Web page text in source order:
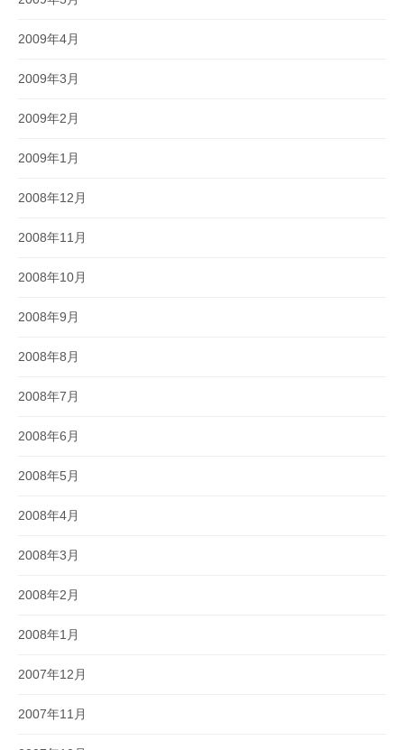
2009年4月
2009年3月
2009年2月
2009年1月
2008年12月
2008年11月
2008年10月
2008年9月
2008年8月
2008年7月
2008年6月
2008年5月
2008年4月
2008年3月
2008年2月
2008年1月
2007年12月
2007年11月